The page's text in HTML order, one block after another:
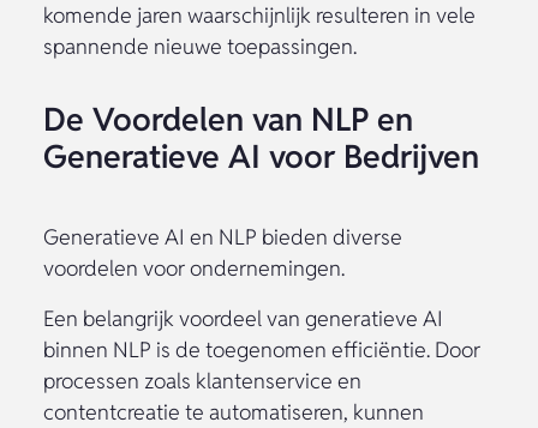
komende jaren waarschijnlijk resulteren in vele
spannende nieuwe toepassingen.
De Voordelen van NLP en
Generatieve AI voor Bedrijven
Generatieve AI en NLP bieden diverse
voordelen voor ondernemingen.
Een belangrijk voordeel van generatieve AI
binnen NLP is de toegenomen efficiëntie. Door
processen zoals klantenservice en
contentcreatie te automatiseren, kunnen